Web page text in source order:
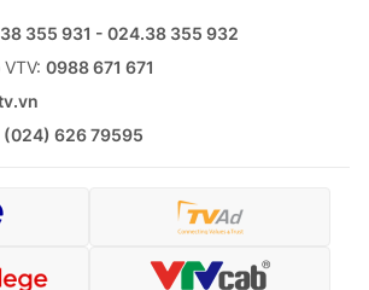
355 931 - 024.38 355 932
0988 671 671
(024) 626 79595